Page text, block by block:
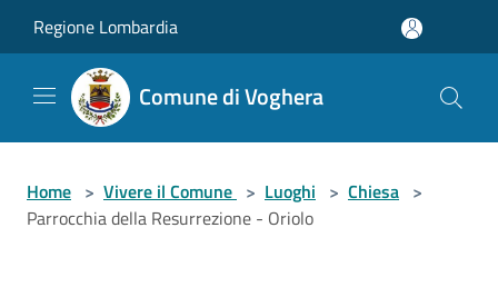
Regione Lombardia
Comune di Voghera
Home > Vivere il Comune > Luoghi > Chiesa >
Parrocchia della Resurrezione - Oriolo